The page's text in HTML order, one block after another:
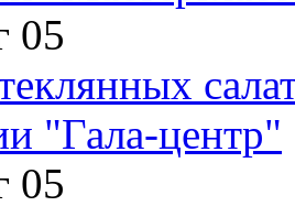
05
"Гала-центр"
05